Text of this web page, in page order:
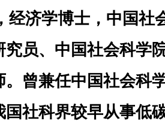
经济学博士，中国社
究员、中国社会科学
。曾兼任中国社会科
国社科界较早从事低